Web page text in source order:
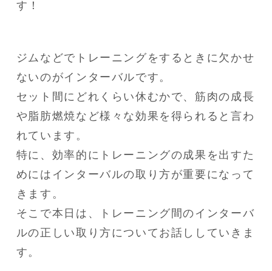
す！
ジムなどでトレーニングをするときに欠かせ
ないのがインターバルです。
セット間にどれくらい休むかで、筋肉の成長
や脂肪燃焼など様々な効果を得られると言わ
れています。
特に、効率的にトレーニングの成果を出すた
めにはインターバルの取り方が重要になって
きます。
そこで本日は、トレーニング間のインターバ
ルの正しい取り方についてお話ししていきま
す。